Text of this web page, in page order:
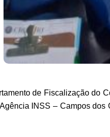
de Fiscalização do
Agência INSS – Campos dos